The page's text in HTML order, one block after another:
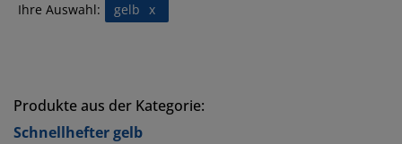
Ihre Auswahl: x
gelb
Produkte aus der Kategorie:
Schnellhefter gelb